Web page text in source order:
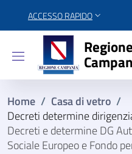
ACCESSO RAPIDO
Regione
Home / Casa di vetro /
Decreti determine
Decreti e determine DG
Sociale Europeo e Fondo